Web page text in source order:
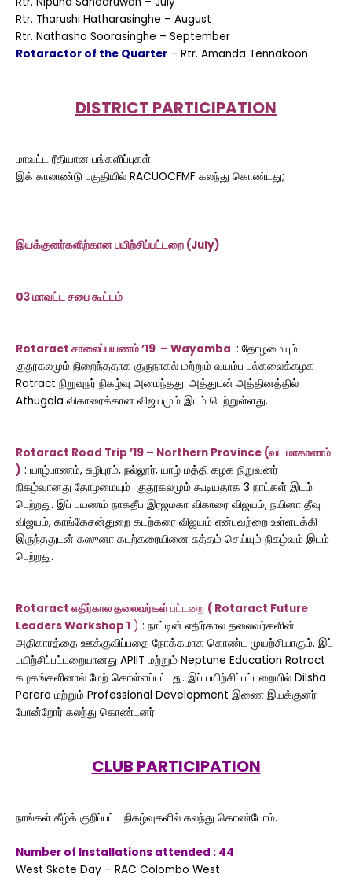
Rtr. Tharushi Hatharasinghe – August
Rtr. Nathasha Soorasinghe – September
Rotaractor of the Quarter – Rtr. Amanda Tennakoon
DISTRICT PARTICIPATION
மாவட்ட ரீதியான பங்களிப்புகள்.
இக் காலாண்டு பகுதியில் RACUOCFMF கல‌ந்து கொண்டது;
இயக்குனர்களிற்கான பயிற்சிப்பட்டறை (July)
03 மாவட்ட சபை கூட்டம்
Rotaract சாலைப்பயண‌ம் ’19 – Wayamba : தோழமையும்
குதூகலமும் நிறைந்ததாக குருநாகல் மற்றும் வயம்ப பல்கலைக்கழக
Rotract நிறுவுநர் நிகழ்வு அமைந்தது. அத்துடன் அத்தினத்தில்
Athugala விகாரைக்கான விஜயமும் இடம் பெற்றுள்ளது.
Rotaract Road Trip ’19 – Northern Province (வட மாகாணம்
) : யாழ்பாணம், சுழிபுரம், நல்லூர், யாழ் மத்தி கழக நிறுவனர்
நிகழ்வானது தோழமையும் குதூகலமும் கூடியதாக 3 நாட்கள் இடம்
பெற்றது. இப் பயணம் நாகதீப இரஜமகா விகாரை விஜயம், நயினா தீவு
விஜயம், காங்கேசன்துறை கடற்கரை விஜயம் என்பவற்றை உள்ளடக்கி
இருந்ததுடன் கஸுனா கடற்கரையினை சுத்தம் செய்யும் நிகழ்வும் இடம்
பெற்றது.
Rotaract எதிர்கால தலைவர்கள்பட்டறை ( Rotaract Future
Leaders Workshop 1 ) : நாட்டின் எதிர்கால தலைவர்களின்
அதிகாரத்தை ஊக்குவிப்பதை நோக்கமாக கொண்ட முயற்சியாகும். இப்
பயிற்சிப்பட்டறையானது APIIT ம‌ற்று‌ம் Neptune Education Rotract
கழகங்களினால் மேற் கொள்ளப்பட்டது. இப் பயிற்சிப்பட்டறையில் Dilsha
Perera மற்றும் Professional Development இணை இயக்குனர்
போன்றோர் கலந்து கொண்டனர்.
CLUB PARTICIPATION
நாங்கள் கீழ்க் குறிப்பட்ட நிகழ்வுகளில் கலந்து கொண்டோம்.
Number of Installations attended : 44
West Skate Day – RAC Colombo West